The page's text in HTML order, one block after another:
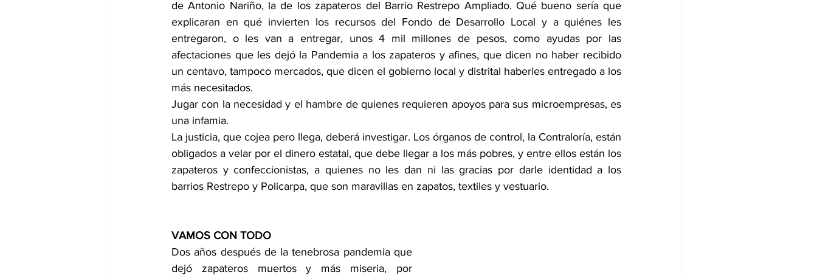
de Antonio Nariño, la de los zapateros del Barrio Restrepo Ampliado. Qué bueno sería que
explicaran en qué invierten los recursos del Fondo de Desarrollo Local y a quiénes les
entregaron, o les van a entregar, unos 4 mil millones de pesos, como ayudas por las
afectaciones que les dejó la Pandemia a los zapateros y afines, que dicen no haber recibido
un centavo, tampoco mercados, que dicen el gobierno local y distrital haberles entregado a los
más necesitados.
Jugar con la necesidad y el hambre de quienes requieren apoyos para sus microempresas, es
una infamia.
La justicia, que cojea pero llega, deberá investigar. Los órganos de control, la Contraloría, están
obligados a velar por el dinero estatal, que debe llegar a los más pobres, y entre ellos están los
zapateros y confeccionistas, a quienes no les dan ni las gracias por darle identidad a los
barrios Restrepo y Policarpa, que son maravillas en zapatos, textiles y vestuario.
VAMOS CON TODO
Dos años después de la tenebrosa pandemia que
dejó zapateros muertos y más miseria, por